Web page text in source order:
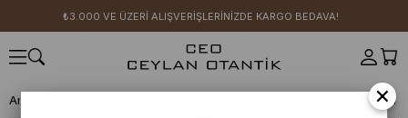
₺3.000 VE ÜZERİ ALIŞVERİŞLERİNİZDE KARGO BEDAVA!
Anasayfa Tereyağ Sarısı Kraşlı Balon
×